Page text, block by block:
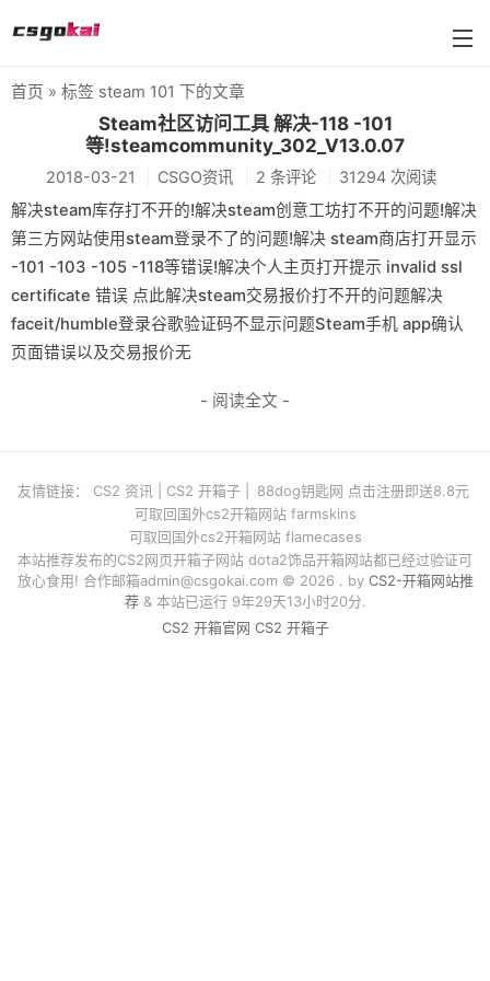
farmskins
88dog
flamecases
88hash-jp
首页 » 标签 steam 101 下的文章
Steam社区访问工具 解决-118 -101
等!steamcommunity_302_V13.0.07
2018-03-21 CSGO资讯 2 条评论 31294 次阅读
解决steam库存打不开的!解决steam创意工坊打不开的问题!解决
第三方网站使用steam登录不了的问题!解决 steam商店打开显示
-101 -103 -105 -118等错误!解决个人主页打开提示 invalid ssl
certificate 错误 点此解决steam交易报价打不开的问题解决
faceit/humble登录谷歌验证码不显示问题Steam手机 app确认
页面错误以及交易报价无
- 阅读全文 -
友情链接： CS2 资讯 CS2 开箱子
88dog钥匙网 点击注册即送8.8元
可取回国外cs2开箱网站 farmskins
可取回国外cs2开箱网站 flamecases
本站推荐发布的CS2网页开箱子网站 dota2饰品开箱网站都已经过验证可
放心食用! 合作邮箱admin@csgokai.com© 2026 . by CS2-开箱网站推
荐& 本站已运行 9年29天13小时20分.
CS2 开箱官网 CS2 开箱子